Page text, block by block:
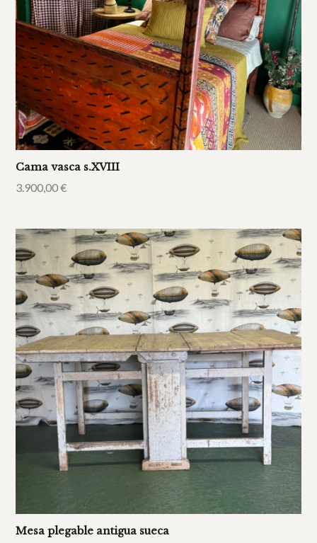
Cama vasca s.XVIII
3.900,00€
Mesa plegable antigua sueca